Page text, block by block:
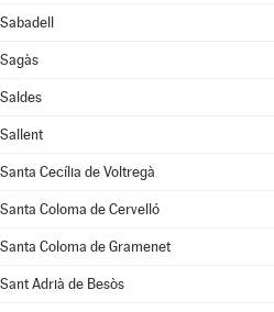
Sabadell
Sagàs
Saldes
Sallent
Santa Cecília de Voltregà
Santa Coloma de Cervelló
Santa Coloma de Gramenet
Sant Adrià de Besòs